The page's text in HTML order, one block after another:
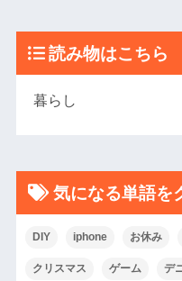
読み物はこちら
気になる単語を
DIY iphone お休み
クリスマス ゲーム デ